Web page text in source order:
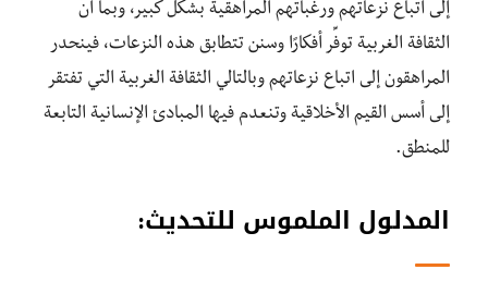
إلى اتباع نزعاتهم ورغباتهم المراهقية بشكل كبير، وبما أنَّ
الثقافة الغربية توفِّر أفكارًا وسنن تتطابق هذه النزعات، فينحدر
المراهقون إلى اتباع نزعاتهم وبالتالي الثقافة الغربية التي تفتقر
إلى أسس القيم الأخلاقية وتنعدم فيها المبادئ الإنسانية التابعة
للمنطق.
المدلول الملموس للتحديث: